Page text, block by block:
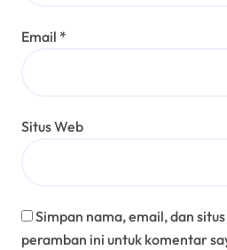
Email *
Situs Web
Simpan nama, email, dan
peramban ini untuk komentar